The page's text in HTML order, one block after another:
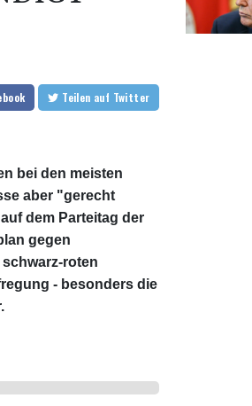
Teilen auf Twitter
bei den meisten
aber "gerecht
dem Parteitag der
gegen
roten
- besonders die